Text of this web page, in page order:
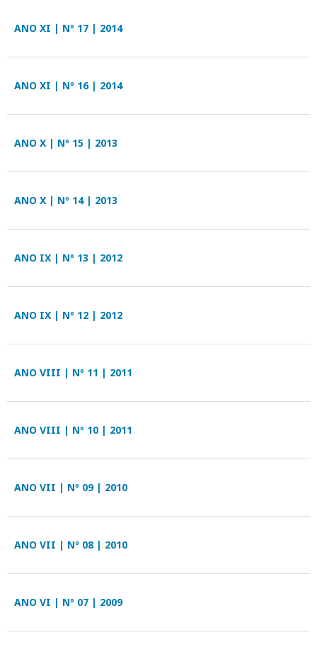
ANO XI | Nº 17 | 2014
ANO XI | Nº 16 | 2014
ANO X | Nº 15 | 2013
ANO X | Nº 14 | 2013
ANO IX | Nº 13 | 2012
ANO IX | Nº 12 | 2012
ANO VIII | Nº 11 | 2011
ANO VIII | Nº 10 | 2011
ANO VII | Nº 09 | 2010
ANO VII | Nº 08 | 2010
ANO VI | Nº 07 | 2009